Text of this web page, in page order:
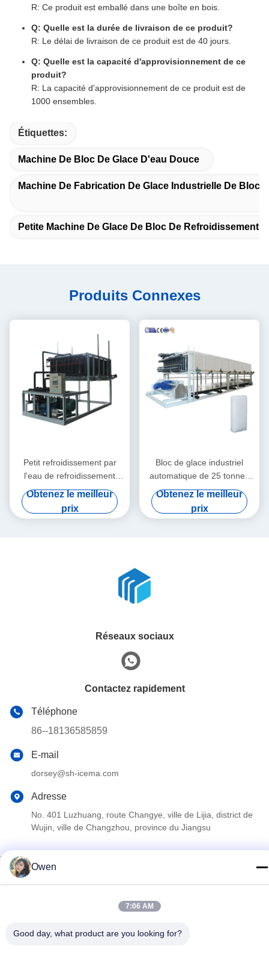
R: Ce produit est emballé dans une boîte en bois.
Q: Quelle est la durée de livraison de ce produit?
R: Le délai de livraison de ce produit est de 40 jours.
Q: Quelle est la capacité d'approvisionnement de ce
produit?
R: La capacité d'approvisionnement de ce produit est de
1000 ensembles.
Étiquettes:
Machine De Bloc De Glace D'eau Douce
Machine De Fabrication De Glace Industrielle De Bloc
Petite Machine De Glace De Bloc De Refroidissement
Produits Connexes
Petit refroidissement par
l'eau de refroidissement
direct d'air de la machine à
Obtenez le meilleur
prix
Bloc de glace industriel
automatique de 25 tonnes
faisant le refroidissement
Obtenez le meilleur
prix
Réseaux sociaux
Contactez rapidement
Téléphone
86--18136585859
E-mail
dorsey@sh-icema.com
Adresse
No. 401 Luzhuang, route Changye, ville de Lijia, district de
Wujin, ville de Changzhou, province du Jiangsu
Politique en matière de protection de la vie privée
Bonne qualité de la Chine Machine commerciale de glaçon
Fournisseur. © de Copyright 2023-2026 Changzhou ETD Cold
Owen
7:06 AM
Good day, what product are you looking for?